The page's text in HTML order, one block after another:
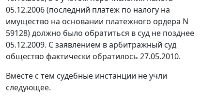
05.12.2006 (последний платеж по налогу на
имущество на основании платежного ордера N
59128) должно было обратиться в суд не позднее
05.12.2009. С заявлением в арбитражный суд
общество фактически обратилось 27.05.2010.
Вместе с тем судебные инстанции не учли
следующее.